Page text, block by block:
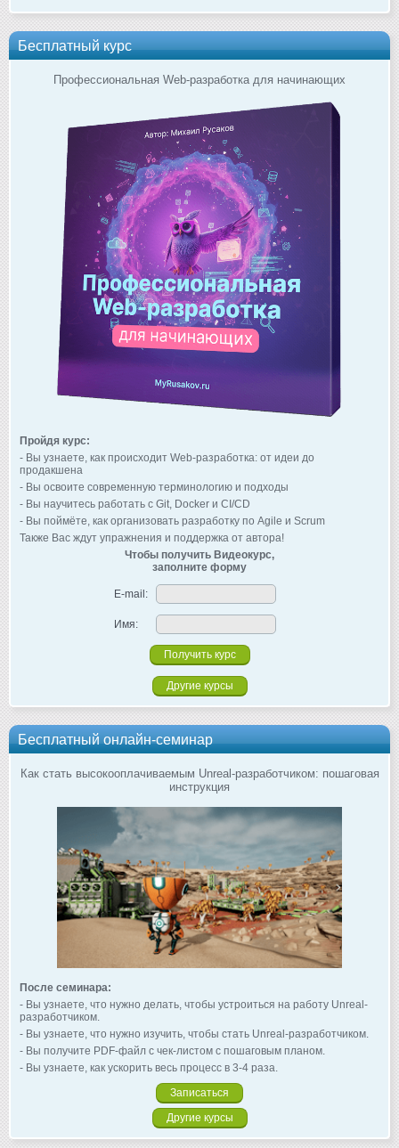
Бесплатный курс
Профессиональная Web-разработка для начинающих
Пройдя курс:
- Вы узнаете, как происходит Web-разработка: от идеи до
продакшена
- Вы освоите современную терминологию и подходы
- Вы научитесь работать с Git, Docker и CI/CD
- Вы поймёте, как организовать разработку по Agile и Scrum
Также Вас ждут упражнения и поддержка от автора!
Чтобы получить Видеокурс,
заполните форму
E-mail:
Имя:
Другие курсы
Бесплатный онлайн-семинар
Как стать высокооплачиваемым Unreal-разработчиком: пошаговая
инструкция
После семинара:
- Вы узнаете, что нужно делать, чтобы устроиться на работу Unreal-
разработчиком.
- Вы узнаете, что нужно изучить, чтобы стать Unreal-разработчиком.
- Вы получите PDF-файл с чек-листом с пошаговым планом.
- Вы узнаете, как ускорить весь процесс в 3-4 раза.
Записаться
Другие курсы